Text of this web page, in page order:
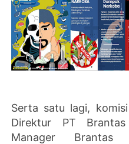
Serta satu lagi,
Direktur PT
Manager Brantas